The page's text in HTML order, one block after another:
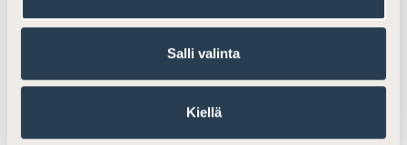
Salli valinta
Kiellä
palkkaturvajärjestelmän ennakoitavissa olevien
tulkintaongelmien ehkäisyyn ja tätä kautta
työnantajienkin näkökulmasta. Kyse on erityisesti
palkkaturvalain 8 §:n 1 momentin 4 kohdan ja
merimiesten palkkaturvalain 7 §:n 1 momentin 4 kohdan